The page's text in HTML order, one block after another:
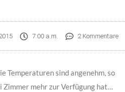
7:00 a.m. 2 Kommentare
Temperaturen sind angenehm, so
Zimmer mehr zur Verfügung hat…